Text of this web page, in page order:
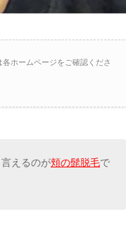
ホームページをご確認くださ
えるのが頬の髭脱毛で